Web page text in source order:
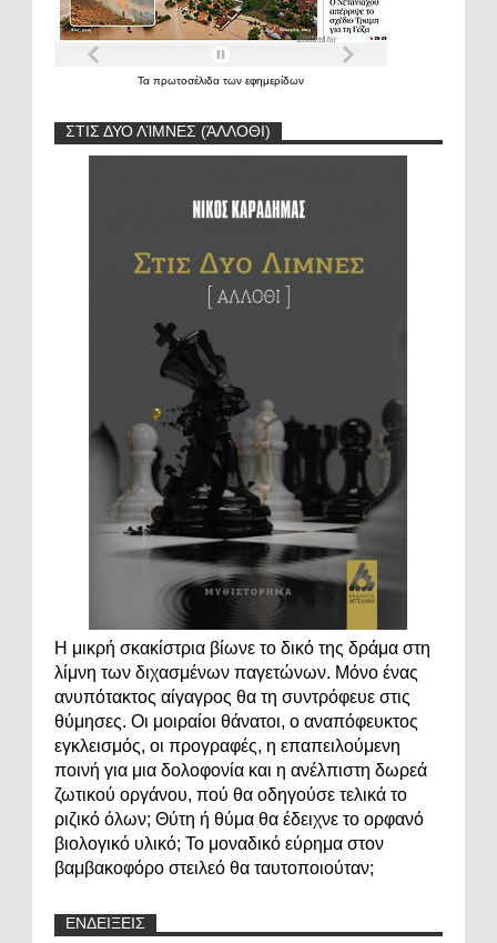
Τα πρωτοσέλιδα των εφημερίδων
ΣΤΙΣ ΔΥΟ ΛΊΜΝΕΣ (ΆΛΛΟΘΙ)
Η μικρή σκακίστρια βίωνε το δικό της δράμα στη
λίμνη των διχασμένων παγετώνων. Μόνο ένας
ανυπότακτος αίγαγρος θα τη συντρόφευε στις
θύμησες. Οι μοιραίοι θάνατοι, ο αναπόφευκτος
εγκλεισμός, οι προγραφές, η επαπειλούμενη
ποινή για μια δολοφονία και η ανέλπιστη δωρεά
ζωτικού οργάνου, πού θα οδηγούσε τελικά το
ριζικό όλων; Θύτη ή θύμα θα έδειχνε το ορφανό
βιολογικό υλικό; Το μοναδικό εύρημα στον
βαμβακοφόρο στειλεό θα ταυτοποιούταν;
ΕΝΔΕΙΞΕΙΣ